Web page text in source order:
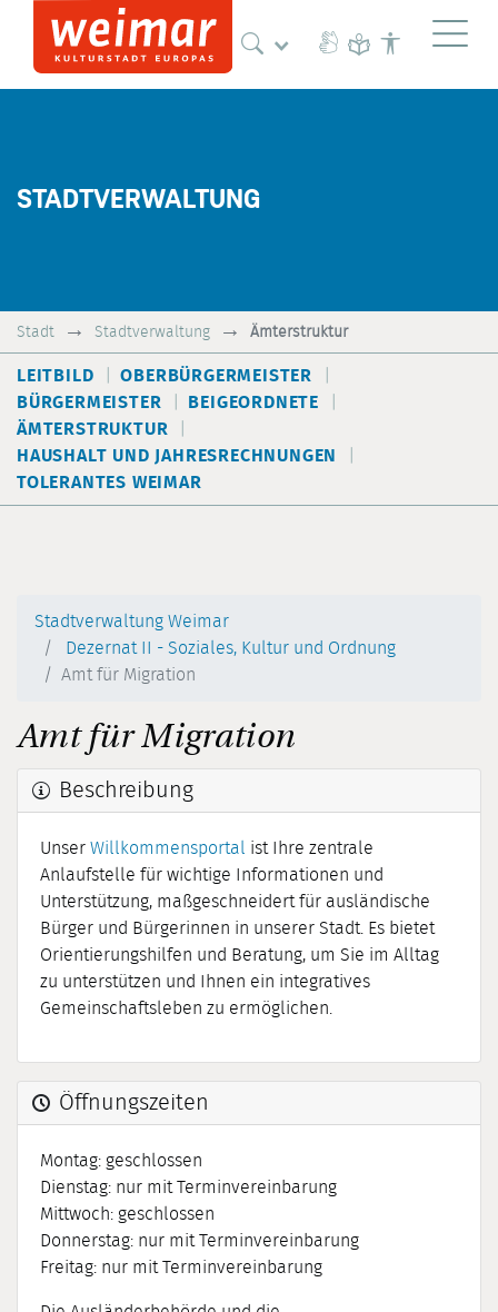
STADTVERWALTUNG
Stadt Stadtverwaltung Ämterstruktur
LEITBILD
OBERBÜRGERMEISTER
BÜRGERMEISTER
BEIGEORDNETE
ÄMTERSTRUKTUR
HAUSHALT UND JAHRESRECHNUNGEN
TOLERANTES WEIMAR
Stadtverwaltung Weimar
Dezernat II - Soziales, Kultur und Ordnung
Amt für Migration
Amt für Migration
Beschreibung
Unser Willkommensportal ist Ihre zentrale
Anlaufstelle für wichtige Informationen und
Unterstützung, maßgeschneidert für ausländische
Bürger und Bürgerinnen in unserer Stadt. Es bietet
Orientierungshilfen und Beratung, um Sie im Alltag
zu unterstützen und Ihnen ein integratives
Gemeinschaftsleben zu ermöglichen.
Öffnungszeiten
Montag: geschlossen
Dienstag: nur mit Terminvereinbarung
Mittwoch: geschlossen
Donnerstag: nur mit Terminvereinbarung
Freitag: nur mit Terminvereinbarung